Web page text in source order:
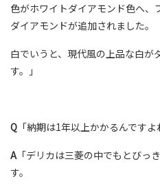
色がホワイトダイアモンド色へ、
ダイアモンドが追加されました。
白でいうと、現代風の上品な白が
す。」
Q 「納期は1年以上かかるんですよ
A 「デリカは三菱の中でもとびっ
す。